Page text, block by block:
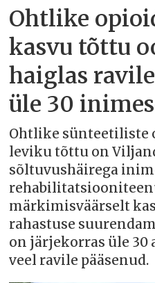
Ohtlike
kasvu tõttu
haiglas
üle 30
Ohtlike sünteetiliste
leviku tõttu on
sõltuvushäirega
märkimisväärselt
rahastuse
on järjekorras üle 30
veel ravile pääsenud.